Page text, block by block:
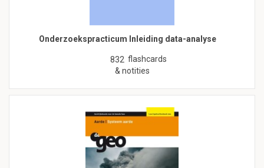
Onderzoekspracticum Inleiding data-analyse
832 flashcards
& notities